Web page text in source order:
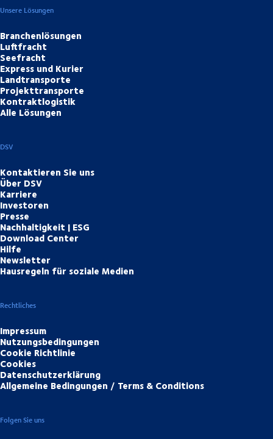
Unsere Lösungen
Branchenlösungen
Luftfracht
Seefracht
Express und Kurier
Landtransporte
Projekttransporte
Kontraktlogistik
Alle Lösungen
DSV
Kontaktieren Sie uns
Über DSV
Karriere
Investoren
Presse
Nachhaltigkeit | ESG
Download Center
Hilfe
Newsletter
Hausregeln für soziale Medien
Rechtliches
Impressum
Nutzungsbedingungen
Cookie Richtlinie
Cookies
Datenschutzerklärung
Allgemeine Bedingungen / Terms & Conditions
Folgen Sie uns